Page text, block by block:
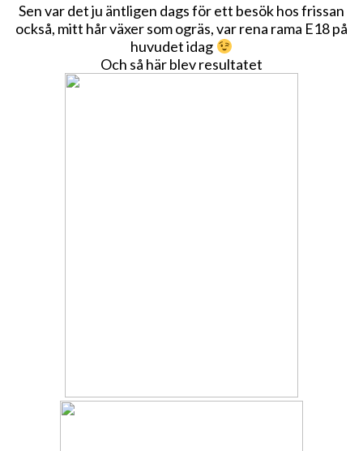
Sen var det ju äntligen dags för ett besök hos frissan
också, mitt hår växer som ogräs, var rena rama E18 på
huvudet idag
Och så här blev resultatet